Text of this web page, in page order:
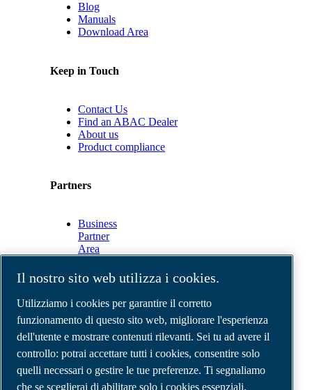
Blog
Manuals
Download Area
Keep in Touch
Contact Us
Find an ABAC Dealer
About us
Product compliance
Partners
Business
Partner
Area
Connect
2.0
Business
ABAC
Media
Gallery
©2026 Compressori d'aria ABAC
Note legali e privacy
Il nostro sito web utilizza i cookies.
Utilizziamo i cookies per garantire il corretto
funzionamento di questo sito web, migliorare l'esperienza
dell'utente e mostrare contenuti rilevanti. Sei tu ad avere il
controllo: potrai accettare tutti i cookies, consentire solo
quelli necessari o gestire le tue preferenze. Ti segnaliamo
che se sceglierai di abilitare solo i cookies essenziali,